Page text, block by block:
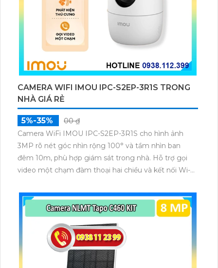
CAMERA WIFI IMOU IPC-S2EP-3R1S TRONG
NHÀ GIÁ RẺ
5%-35%
00 ₫
Camera WiFi IMOU IPC-S2EP-3R1S cho hình ảnh
3MP rõ nét góc nhìn rộng 100° và tầm nhìn ban
đêm 10m, phù hợp giám sát trong nhà. Hỗ trợ gọi
video một chạm đàm thoại hai chiều và kết nối Wi-Fi
microSD tối đa 256GB hoặc lưu đám mây dễ lắp đặt
cho gia đình và văn phòng nhỏ.